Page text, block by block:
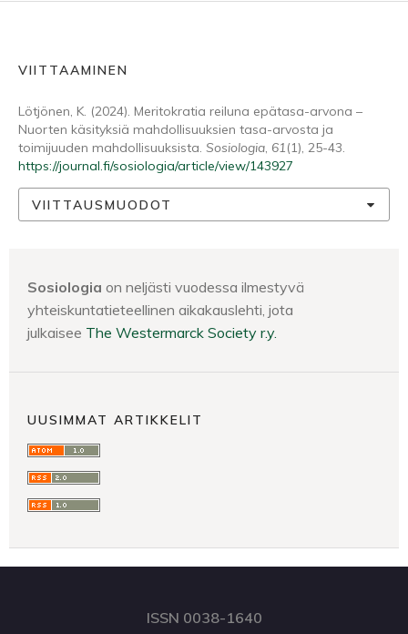
VIITTAAMINEN
Lötjönen, K. (2024). Meritokratia reiluna epätasa-arvona –
Nuorten käsityksiä mahdollisuuksien tasa-arvosta ja
toimijuuden mahdollisuuksista. Sosiologia, 61(1), 25-43.
https://journal.fi/sosiologia/article/view/143927
VIITTAUSMUODOT
Sosiologia on neljästi vuodessa ilmestyvä
yhteiskuntatieteellinen aikakauslehti, jota
julkaisee The Westermarck Society r.y.
UUSIMMAT ARTIKKELIT
ISSN 0038-1640